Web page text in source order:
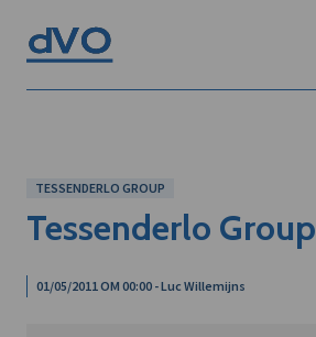
TESSENDERLO GROUP
Tessenderlo Group
01/05/2011 OM 00:00 - Luc Willemijns